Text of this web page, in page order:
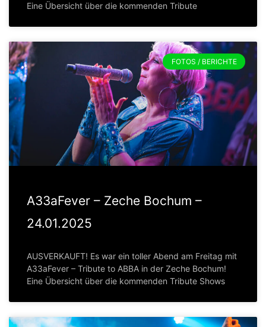
Eine Übersicht über die kommenden Tribute
FOTOS / BERICHTE
A33aFever – Zeche Bochum –
24.01.2025
AUSVERKAUFT! Es war ein toller Abend am Freitag mit
A33aFever – Tribute to ABBA in der Zeche Bochum!
Eine Übersicht über die kommenden Tribute Shows